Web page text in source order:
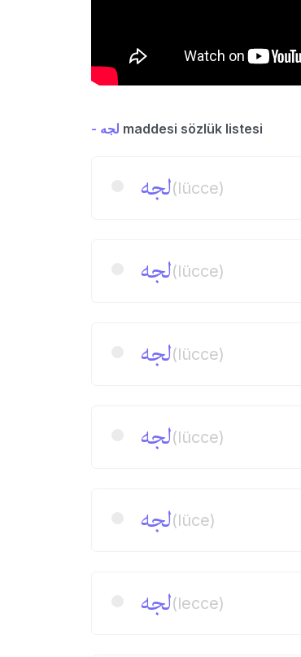
- لجه maddesi sözlük listesi
لجه(lücce)
لجه(lücce)
لجه(lücce)
لجه(lücce)
لجه(lüce)
لجه(lecce)